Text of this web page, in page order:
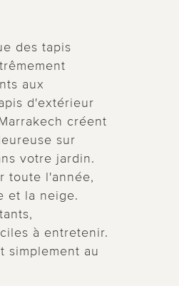
des tapis
aux
d'extérieur
créent
sur
votre jardin.
toute l'année,
et la neige.
à entretenir.
simplement au